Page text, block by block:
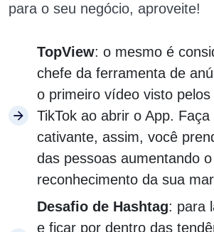
para o seu negócio, aproveite!
TopView: o mesmo é
chefe da ferramenta de
o primeiro vídeo visto
TikTok ao abrir o App.
cativante, assim, você
das pessoas aumentando o
reconhecimento da sua
Desafio de Hashtag: para
e ficar por dentro das